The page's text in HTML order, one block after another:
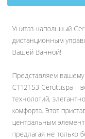
Унитаз напольный
дистанционным
Вашей Ванной!
Представляем
CT12153 Ceruttispa –
технологий,
комфорта. Этот
центральным
предлагая не только